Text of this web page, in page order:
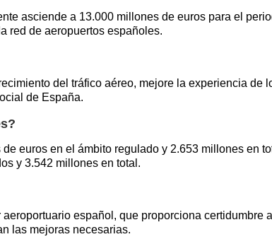
asciende a 13.000 millones de euros para el
red de aeropuertos españoles.
del tráfico aéreo, mejore la experiencia de
de España.
euros en el ámbito regulado y 2.653 millones en
y 3.542 millones en total.
español, que proporciona certidumbre
las mejoras necesarias.